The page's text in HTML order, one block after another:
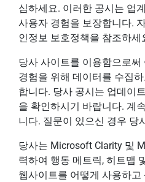
심하세요. 이러한 공시는 업
사용자 경험을 보장합니다.
인정보 보호정책을 참조하세
당사 사이트를 이용함으로
경험을 위해 데이터를 수집
합니다. 당사 공시는 업데이
을 확인하시기 바랍니다. 계
니다. 질문이 있으신 경우 당
당사는 Microsoft Clarity 및
력하여 행동 메트릭, 히트맵
웹사이트를 어떻게 사용하